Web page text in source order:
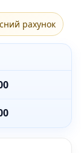
рахунок